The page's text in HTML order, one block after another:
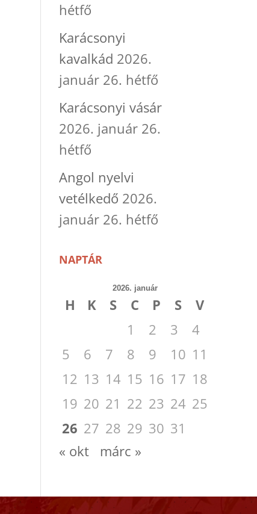
hétfő
Karácsonyi
kavalkád 2026.
január 26. hétfő
Karácsonyi vásár
2026. január 26.
hétfő
Angol nyelvi
vetélkedő 2026.
január 26. hétfő
NAPTÁR
2026. január
H K S C P S
V
1
2 3
4
5
6 7 8 9 10 11
12 13 14 15 16 17 18
19 20 21 22 23 24 25
26 27 28 29 30 31
« okt
márc »